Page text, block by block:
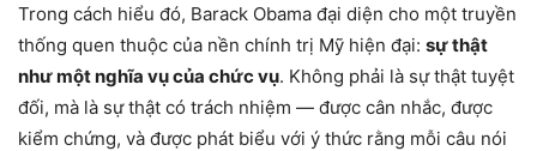
Trong cách hiểu đó, Barack Obama đại diện cho một truyền
thống quen thuộc của nền chính trị Mỹ hiện đại: sự thật
như một nghĩa vụ của chức vụ. Không phải là sự thật tuyệt
đối, mà là sự thật có trách nhiệm — được cân nhắc, được
kiểm chứng, và được phát biểu với ý thức rằng mỗi câu nói